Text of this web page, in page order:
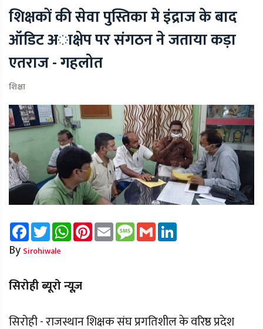
शिक्षकों की सेवा पुस्तिका मे इंद्राज के बाद
ऑडिट अाक्षेप पर संगठन ने जताया कड़ा
एतराज - गहलोत
शिक्षा
FacebookTwitterWhatsAppPinterest
Email Message
Gmail
By Sirohiwale
सिरोही ब्यूरो न्यूज़
सिरोही - राजस्थान शिक्षक संघ प्रगतिशील के वरिष्ठ प्रदेश